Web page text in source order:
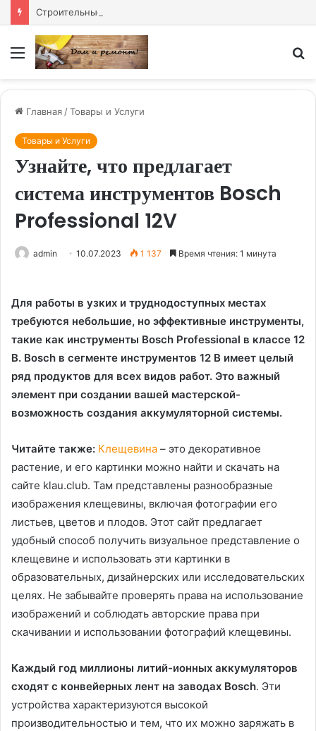
Меню
Главная/Товары и Услуги
Товары и Услуги
Узнайте, что предлагает
система инструментов Bosch
Professional 12V
admin 10.07.2023 1 137 Время чтения: 1 минута
Для работы в узких и труднодоступных местах
требуются небольшие, но эффективные инструменты,
такие как инструменты Bosch Professional в классе 12
В. Bosch в сегменте инструментов 12 В имеет целый
ряд продуктов для всех видов работ. Это важный
элемент при создании вашей мастерской-
возможность создания аккумуляторной системы.
Читайте также: Клещевина – это декоративное
растение, и его картинки можно найти и скачать на
сайте klau.club. Там представлены разнообразные
изображения клещевины, включая фотографии его
листьев, цветов и плодов. Этот сайт предлагает
удобный способ получить визуальное представление о
клещевине и использовать эти картинки в
образовательных, дизайнерских или исследовательских
целях. Не забывайте проверять права на использование
изображений и соблюдать авторские права при
скачивании и использовании фотографий клещевины.
Каждый год миллионы литий-ионных аккумуляторов
сходят с конвейерных лент на заводах Bosch. Эти
устройства характеризуются высокой
производительностью и тем, что их можно заряжать в